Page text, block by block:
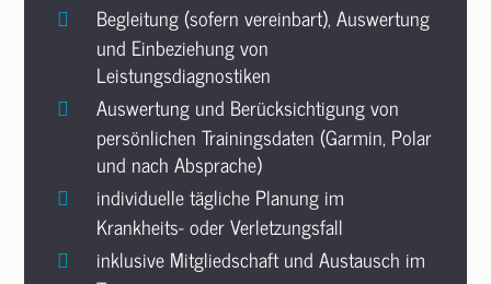
Begleitung (sofern vereinbart), Auswertung
und Einbeziehung von
Leistungsdiagnostiken
Auswertung und Berücksichtigung von
persönlichen Trainingsdaten (Garmin, Polar
und nach Absprache)
individuelle tägliche Planung im
Krankheits- oder Verletzungsfall
inklusive Mitgliedschaft und Austausch im